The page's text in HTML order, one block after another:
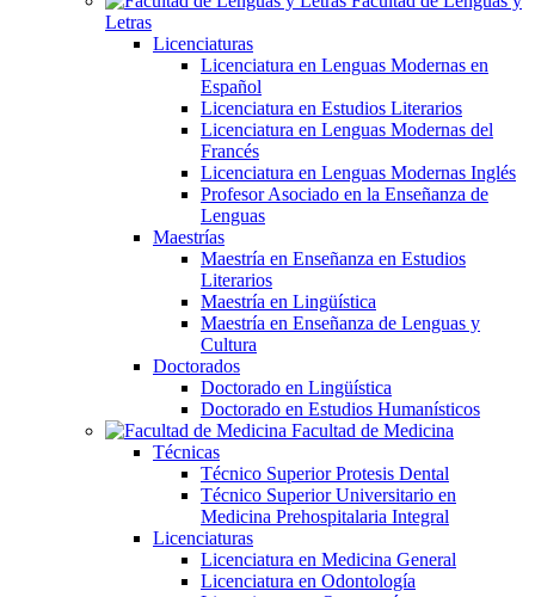
Letras
Licenciaturas
Licenciatura en Lenguas Modernas en
Español
Licenciatura en Estudios Literarios
Licenciatura en Lenguas Modernas del
Francés
Licenciatura en Lenguas Modernas Inglés
Profesor Asociado en la Enseñanza de
Lenguas
Maestrías
Maestría en Enseñanza en Estudios
Literarios
Maestría en Lingüística
Maestría en Enseñanza de Lenguas y
Cultura
Doctorados
Doctorado en Lingüística
Doctorado en Estudios Humanísticos
Facultad de Medicina
Técnicas
Técnico Superior Protesis Dental
Técnico Superior Universitario en
Medicina Prehospitalaria Integral
Licenciaturas
Licenciatura en Medicina General
Licenciatura en Odontología